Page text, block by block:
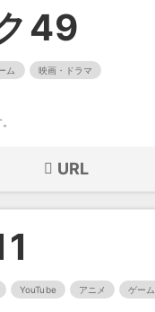
49
ム 映画・ドラマ
URL
YouTube アニメ ゲーム